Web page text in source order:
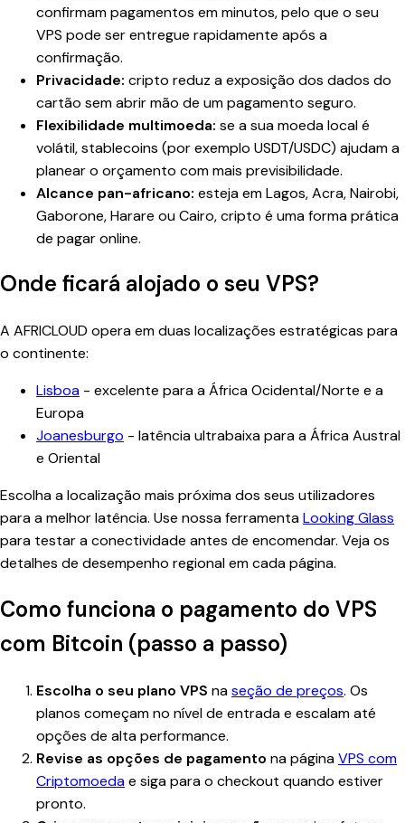
confirmam pagamentos em minutos, pelo que o seu
VPS pode ser entregue rapidamente após a
confirmação.
Privacidade: cripto reduz a exposição dos dados do
cartão sem abrir mão de um pagamento seguro.
Flexibilidade multimoeda: se a sua moeda local é
volátil, stablecoins (por exemplo USDT/USDC) ajudam a
planear o orçamento com mais previsibilidade.
Alcance pan-africano: esteja em Lagos, Acra, Nairobi,
Gaborone, Harare ou Cairo, cripto é uma forma prática
de pagar online.
Onde ficará alojado o seu VPS?
A AFRICLOUD opera em duas localizações estratégicas para
o continente:
Lisboa - excelente para a África Ocidental/Norte e a
Europa
Joanesburgo - latência ultrabaixa para a África Austral
e Oriental
Escolha a localização mais próxima dos seus utilizadores
para a melhor latência. Use nossa ferramentaLooking Glass
para testar a conectividade antes de encomendar. Veja os
detalhes de desempenho regional em cada página.
Como funciona o pagamento do VPS
com Bitcoin (passo a passo)
Escolha o seu plano VPS naseção de preços. Os
planos começam no nível de entrada e escalam até
opções de alta performance.
Revise as opções de pagamento na páginaVPS com
Criptomoedae siga para o checkout quando estiver
pronto.